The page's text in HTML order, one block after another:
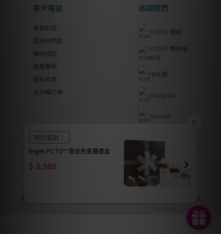
客戶權益
會員制度
退換貨問題
購物須知
版權聲明
隱私政策
反詐騙叮嚀
追蹤我們
YODEE 優迪
YODEE 媽咪補
給站
FB社團
Instagram
Youtube
優迪國際股份有限公司 | YODEE INTERNATIONAL CO., LTD
法律顧問｜瀛睿律師事務所 Copyright 2024 © YODEE優迪
本公司全系列商品皆已投保南山產物保險產品責任險新台幣2000萬元
Powered by awoo.ai